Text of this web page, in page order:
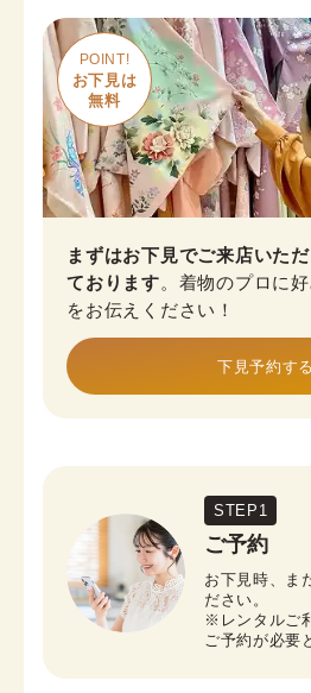
POINT!
お下見は
無料
まずはお下見でご来店いた
ております。着物のプロに
をお伝えください！
下見予約する
STEP1
ご予約
お下見時、ま
ださい。
※レンタルご
ご予約が必要